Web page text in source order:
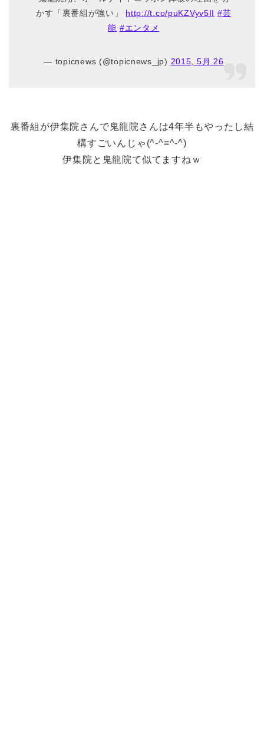
かす「裏番組が強い」 http://t.co/puKZVyv5II #芸
能 #エンタメ
— topicnews (@topicnews_jp) 2015, 5月 26
裏番組が伊集院さんで鬼龍院さんは4年半もやったし結
構すごいんじゃ(^-^≡^-^)
伊集院と鬼龍院て似てますねｗ